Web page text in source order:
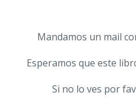
Mandamos un mail
Esperamos que este
Si no lo ves por